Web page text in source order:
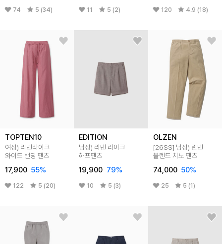
74 5 (34) 11 5 (2) 120 4.9 (18)
TOPTEN10
여성) 리넨라이크
와이드 밴딩 팬츠
17,900 55%
122 5 (20)
EDITION
남성) 리넨 라이크
하프팬츠
19,900 79%
10 5 (3)
OLZEN
[26SS] 남성) 린넨
블렌드 치노 팬츠
74,000 50%
25 5 (1)